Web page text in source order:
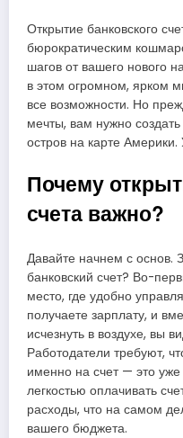
Открытие банковского
бюрократическим
шагов от вашего нового
в этом огромном, ярком
все возможности. Но
мечты, вам нужно
остров на карте Америки.
Почему
счета важно?
Давайте начнем с
банковский счет? Во-
место, где удобно
получаете зарплату, и
исчезнуть в воздухе, вы
Работодатели требуют,
именно на счет — это
легкостью оплачивать
расходы, что на самом
вашего бюджета.